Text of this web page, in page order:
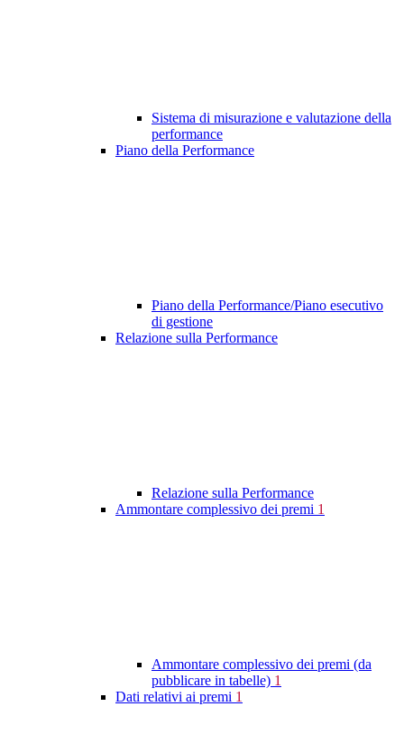
Sistema di misurazione e valutazione della
performance
Piano della Performance
Piano della Performance/Piano esecutivo
di gestione
Relazione sulla Performance
Relazione sulla Performance
Ammontare complessivo dei premi 1
Ammontare complessivo dei premi (da
pubblicare in tabelle) 1
Dati relativi ai premi 1